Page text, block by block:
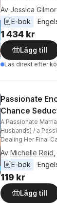
Av Jessica
E-bok
1 434 kr
Lägg till
Läs direkt efter
Passionate
Chance
A Passionate
Husbands) / a
Dealing Her Final
Av Michelle Reid
E-bok
119 kr
Lägg till